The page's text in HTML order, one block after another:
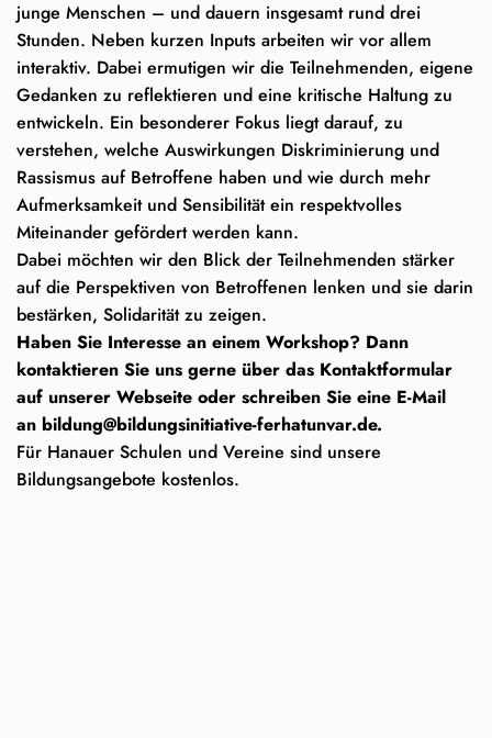
junge Menschen – und dauern insgesamt rund drei
Stunden. Neben kurzen Inputs arbeiten wir vor allem
interaktiv. Dabei ermutigen wir die Teilnehmenden, eigene
Gedanken zu reflektieren und eine kritische Haltung zu
entwickeln. Ein besonderer Fokus liegt darauf, zu
verstehen, welche Auswirkungen Diskriminierung und
Rassismus auf Betroffene haben und wie durch mehr
Aufmerksamkeit und Sensibilität ein respektvolles
Miteinander gefördert werden kann.
Dabei möchten wir den Blick der Teilnehmenden stärker
auf die Perspektiven von Betroffenen lenken und sie darin
bestärken, Solidarität zu zeigen.
Haben Sie Interesse an einem Workshop? Dann
kontaktieren Sie uns gerne über das Kontaktformular
auf unserer Webseite oder schreiben Sie eine E-Mail
an bildung@bildungsinitiative-ferhatunvar.de.
Für Hanauer Schulen und Vereine sind unsere
Bildungsangebote kostenlos.